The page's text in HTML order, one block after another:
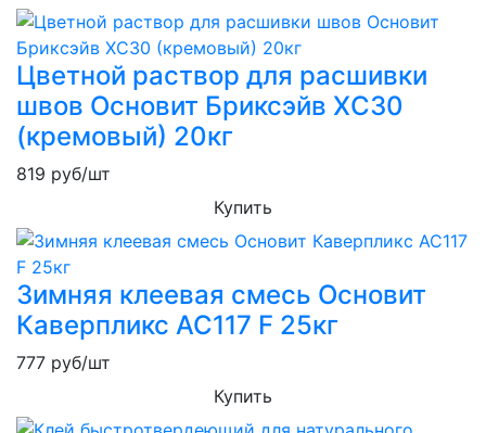
Цветной раствор для расшивки
швов Основит Бриксэйв XC30
(кремовый) 20кг
819 руб/шт
Купить
Зимняя клеевая смесь Основит
Каверпликс AC117 F 25кг
777 руб/шт
Купить